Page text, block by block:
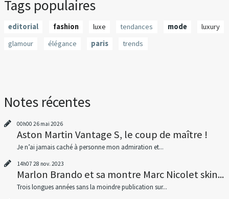
Tags populaires
editorial fashion luxe tendances mode
luxury
glamour
élégance paris trends
Notes récentes
00h00 26 mai 2026
Aston Martin Vantage S, le coup de maître !
Je n’ai jamais caché à personne mon admiration et...
14h07 28 nov. 2023
Marlon Brando et sa montre Marc Nicolet skin...
Trois longues années sans la moindre publication sur...